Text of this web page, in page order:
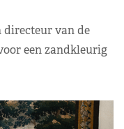
directeur van de
een zandkleurig